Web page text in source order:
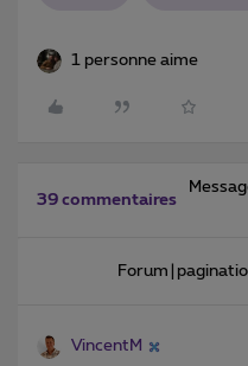
1 personne aime
39 commentaires
VincentM